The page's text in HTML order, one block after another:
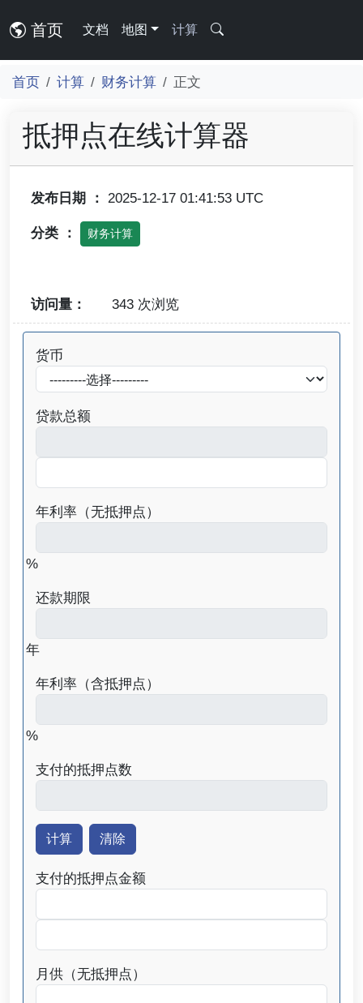
首页 文档 地图 计算
首页 计算 财务计算 正文
抵押点在线计算器
发布日期 ： 2025-12-17 01:41:53 UTC
分类 ： 财务计算
访问量： 343 次浏览
货币
贷款总额
年利率（无抵押点）
%
还款期限
年
年利率（含抵押点）
%
支付的抵押点数
支付的抵押点金额
月供（无抵押点）